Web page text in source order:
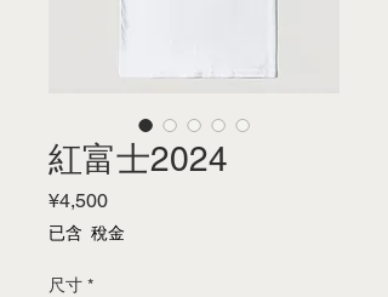
紅富士2024
¥4,500價
格
已含 稅金
尺寸 *